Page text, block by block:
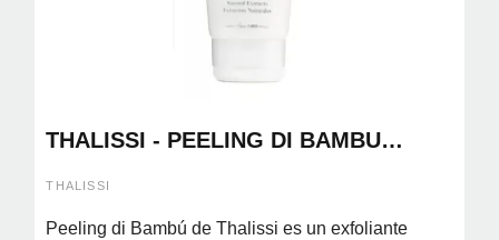
THALISSI - PEELING DI BAMBU
THALISSI
Peeling di Bambú de Thalissi es un exfoliante